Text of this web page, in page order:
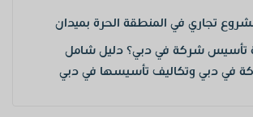
تجاري في المنطقة الحرة بميدان
تأسيس شركة في دبي؟ دليل شامل
في دبي وتكاليف تأسيسها في دبي